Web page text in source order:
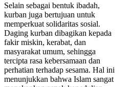
Selain sebagai bentuk ibadah,
kurban juga bertujuan untuk
memperkuat solidaritas sosial.
Daging kurban dibagikan kepada
fakir miskin, kerabat, dan
masyarakat umum, sehingga
tercipta rasa kebersamaan dan
perhatian terhadap sesama. Hal ini
menunjukkan bahwa Islam sangat